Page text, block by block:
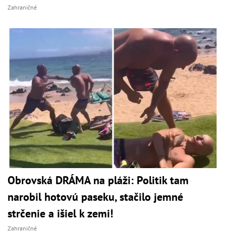
Zahraničné
Obrovská DRÁMA na pláži: Politik tam
narobil hotovú paseku, stačilo jemné
strčenie a išiel k zemi!
Zahraničné